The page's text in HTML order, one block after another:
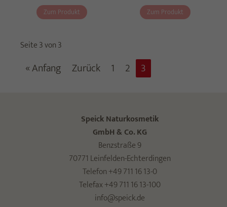
Zum Produkt Zum Produkt
Seite 3 von 3
« Anfang Zurück 1 2 3
Speick Naturkosmetik
GmbH & Co. KG
Benzstraße 9
70771 Leinfelden-Echterdingen
Telefon +49 711 16 13-0
Telefax +49 711 16 13-100
info@speick.de